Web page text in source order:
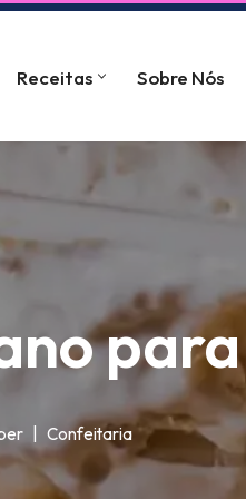
Receitas Sobre Nós
Confeitaria